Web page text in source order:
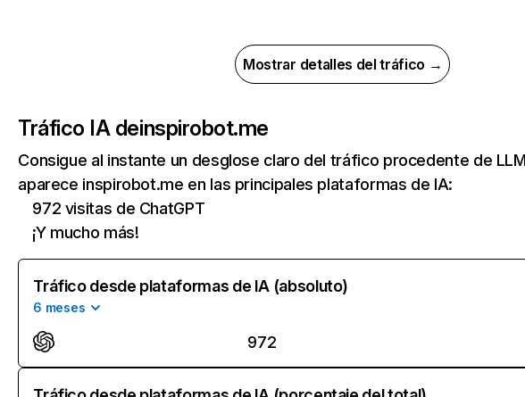
Mostrar detalles del tráfico →
Tráfico IA deinspirobot.me
Consigue al instante un desglose claro del tráfico procedente de
aparece inspirobot.me en las principales plataformas de IA:
972 visitas de ChatGPT
¡Y mucho más!
Tráfico desde plataformas de IA (absoluto)
6 meses
972